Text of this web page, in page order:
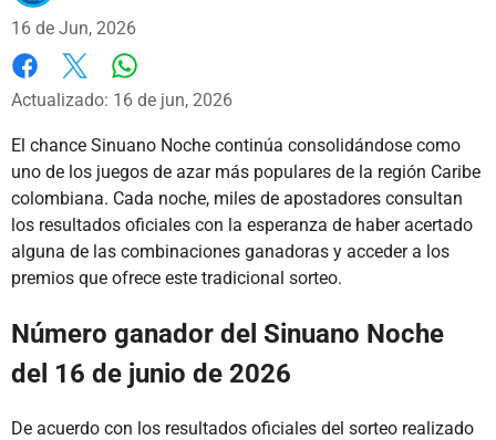
16 de Jun, 2026
Facebook
X
Actualizado: 16 de jun, 2026
El chance Sinuano Noche continúa consolidándose como
uno de los juegos de azar más populares de la región Caribe
colombiana. Cada noche, miles de apostadores consultan
los resultados oficiales con la esperanza de haber acertado
alguna de las combinaciones ganadoras y acceder a los
premios que ofrece este tradicional sorteo.
Número ganador del Sinuano Noche
del 16 de junio de 2026
De acuerdo con los resultados oficiales del sorteo realizado